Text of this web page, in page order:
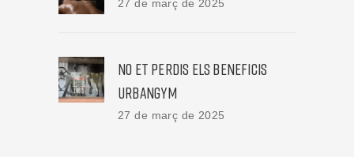
27 de març de 2025
NO ET PERDIS ELS BENEFICIS
URBANGYM
27 de març de 2025